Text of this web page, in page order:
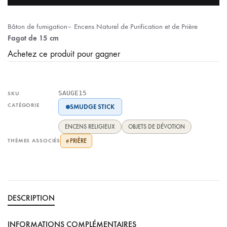
Bâton de fumigation– Encens Naturel de Purification et de Prière
Fagot de 15 cm
Achetez ce produit pour gagner
SKU SAUGE15
CATÉGORIE SMUDGE STICK
ENCENS RELIGIEUX OBJETS DE DÉVOTION
THÈMES ASSOCIÉS # PRIÈRE
DESCRIPTION
INFORMATIONS COMPLÉMENTAIRES